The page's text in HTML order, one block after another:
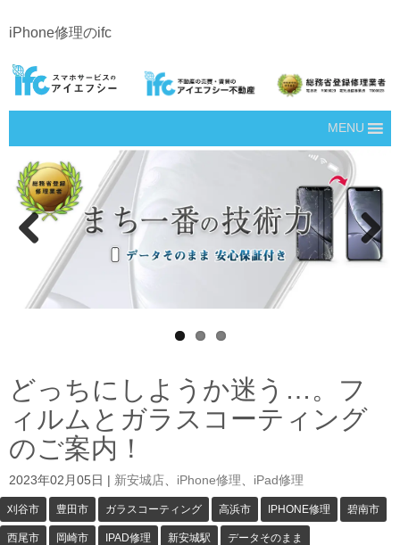
iPhone修理のifc
MENU
Next
どっちにしようか迷う…。フ
ィルムとガラスコーティング
のご案内！
2023年02月05日 新安城店 iPhone修理 iPad修理
刈谷市 豊田市 ガラスコーティング 高浜市 IPHONE修理 碧南市
西尾市 岡崎市 IPAD修理 新安城駅 データそのまま